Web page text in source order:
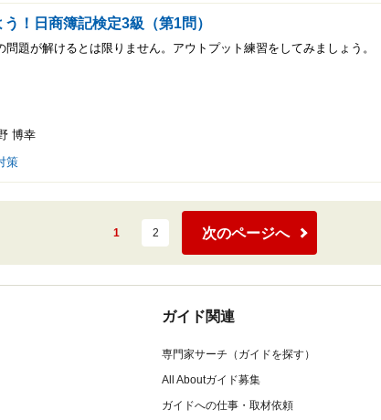
！日商簿記検定3級（第1問）
題が解けるとは限りません。アウトプット練習をしてみましょう。
博幸
策
1 2 次のページへ
ガイド関連
専門家サーチ（ガイドを探す）
All Aboutガイド募集
ガイドへの仕事・取材依頼